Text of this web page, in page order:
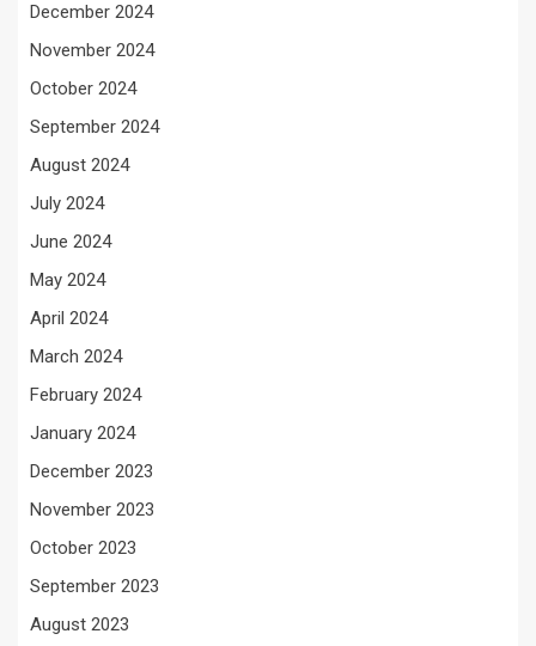
December 2024
November 2024
October 2024
September 2024
August 2024
July 2024
June 2024
May 2024
April 2024
March 2024
February 2024
January 2024
December 2023
November 2023
October 2023
September 2023
August 2023